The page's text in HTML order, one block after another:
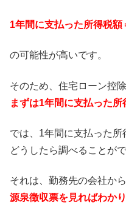
1年間に支払った所得税
の可能性が高いです。
そのため、住宅ローン控
まずは1年間に支払った所
では、1年間に支払った所
どうしたら調べることが
それは、勤務先の会社か
源泉徴収票を見ればわかり